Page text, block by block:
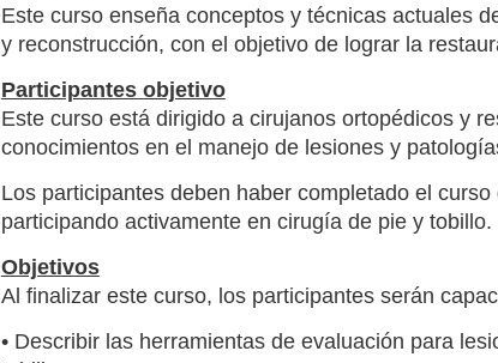
Este curso enseña conceptos y técnicas actuales
y reconstrucción, con el objetivo de lograr la
Participantes objetivo
Este curso está dirigido a cirujanos ortopédicos y
conocimientos en el manejo de lesiones y
Los participantes deben haber completado el
participando activamente en cirugía de pie y tobillo.
Objetivos
Al finalizar este curso, los participantes serán
• Describir las herramientas de evaluación para